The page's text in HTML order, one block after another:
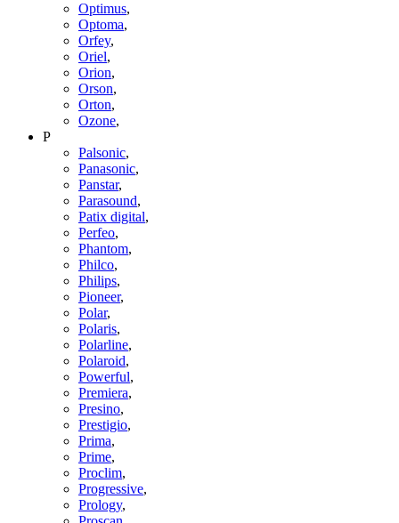
Optimus,
Optoma,
Orfey,
Oriel,
Orion,
Orson,
Orton,
Ozone,
P
Palsonic,
Panasonic,
Panstar,
Parasound,
Patix digital,
Perfeo,
Phantom,
Philco,
Philips,
Pioneer,
Polar,
Polaris,
Polarline,
Polaroid,
Powerful,
Premiera,
Presino,
Prestigio,
Prima,
Prime,
Proclim,
Progressive,
Prology,